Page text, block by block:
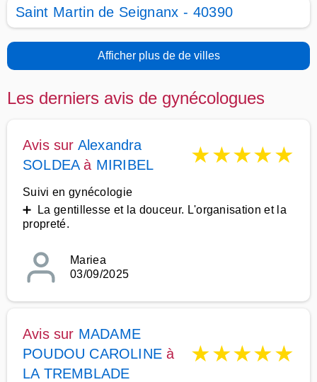
Saint Martin de Seignanx - 40390
Afficher plus de de villes
Les derniers avis de gynécologues
Avis sur Alexandra
SOLDEAà MIRIBEL ★★★★★
Suivi en gynécologie
➕ La gentillesse et la douceur. L'organisation et la
propreté.
Mariea
03/09/2025
Avis sur MADAME
POUDOU CAROLINE à
LA TREMBLADE
★★★★★